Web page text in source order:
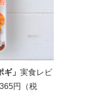
ギ」 実食レビ
円（税